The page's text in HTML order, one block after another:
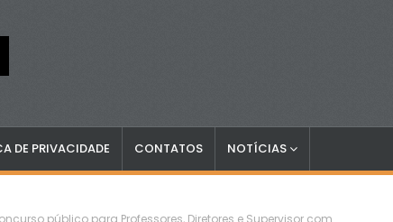
DE PRIVACIDADE CONTATOS NOTÍCIAS
público para Professores, Diretores e Supervisor com